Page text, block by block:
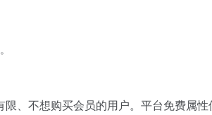
、不想购买会员的用户。平台免费属